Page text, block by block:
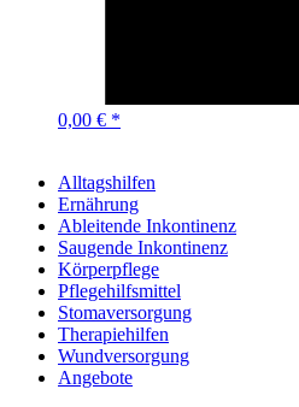
0,00 € *
Alltagshilfen
Ernährung
Ableitende Inkontinenz
Saugende Inkontinenz
Körperpflege
Pflegehilfsmittel
Stomaversorgung
Therapiehilfen
Wundversorgung
Angebote